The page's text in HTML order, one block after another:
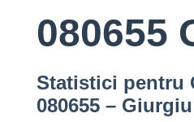
080655
Statistici pentru
080655 – Giurgiu